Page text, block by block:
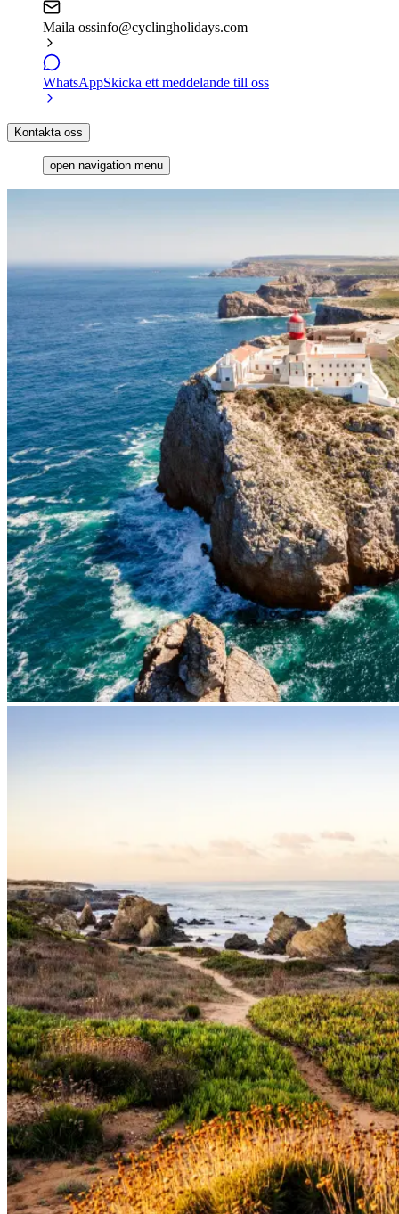
Maila ossinfo@cyclingholidays.com
WhatsAppSkicka ett meddelande till oss
Kontakta oss
open navigation menu